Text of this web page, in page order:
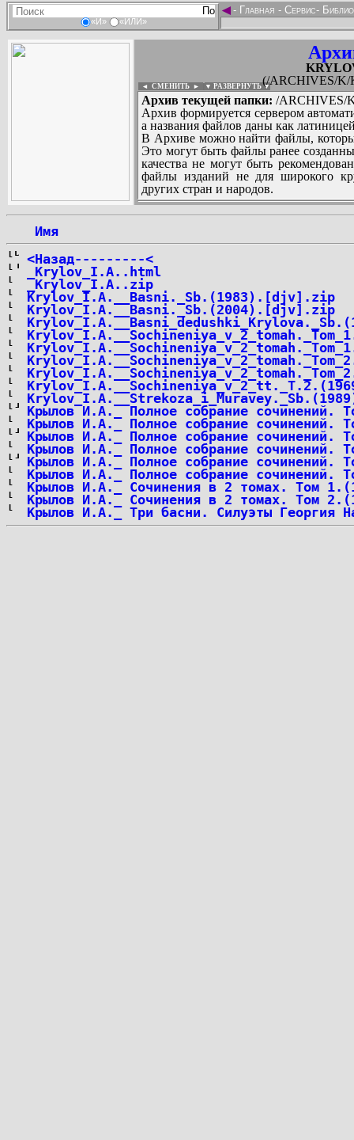
«И» «ИЛИ»
◄- Главная - Сервис-
(/ARCHIVES/K/
◄ СМЕНИТЬ ► ▼ РАЗВЕРНУТЬ ▼
Архив текущей папки: /ARCHIVES/
Архив формируется сервером
а названия файлов даны как
В Архиве можно найти файлы,
Это могут быть файлы ранее
качества не могут быть
файлы изданий не для широкого
других стран и народов.
Имя
<Назад---------<
_Krylov_I.A..html
_Krylov_I.A..zip
Krylov_I.A.__Basni._Sb.(1983).[djv].zip
Krylov_I.A.__Basni._Sb.(2004).[djv].zip
Крылов И.А._ Полное собрание
Крылов И.А._ Полное собрание
Крылов И.А._ Полное собрание сочинений.
Крылов И.А._ Полное собрание сочинений.
Крылов И.А._ Полное собрание
Крылов И.А._ Полное собрание
Крылов И.А._ Сочинения в 2 томах. Том
Крылов И.А._ Сочинения в 2 томах. Том
Крылов И.А._ Три басни. Силуэты Георгия